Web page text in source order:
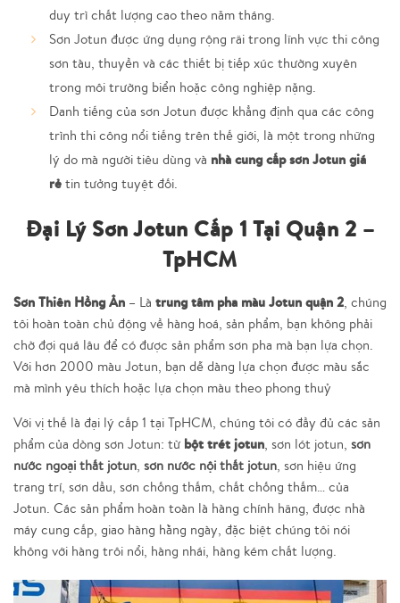
duy trì chất lượng cao theo năm tháng.
Sơn Jotun được ứng dụng rộng rãi trong lĩnh vực thi công
sơn tàu, thuyền và các thiết bị tiếp xúc thường xuyên
trong môi trường biển hoặc công nghiệp nặng.
Danh tiếng của sơn Jotun được khẳng định qua các công
trình thi công nổi tiếng trên thế giới, là một trong những
lý do mà người tiêu dùng và nhà cung cấp sơn Jotun giá
rẻ tin tưởng tuyệt đối.
Đại Lý Sơn Jotun Cấp 1 Tại Quận 2 –
TpHCM
Sơn Thiên Hồng Ân – Là trung tâm pha màu Jotun quận 2 , chúng
tôi hoàn toàn chủ động về hàng hoá, sản phẩm, bạn không phải
chờ đợi quá lâu để có được sản phẩm sơn pha mà bạn lựa chọn.
Với hơn 2000 màu Jotun, bạn dễ dàng lựa chọn được màu sắc
mà mình yêu thích hoặc lựa chọn màu theo phong thuỷ
Với vị thế là đại lý cấp 1 tại TpHCM, chúng tôi có đầy đủ các sản
phẩm của dòng sơn Jotun: từ bột trét jotun , sơn lót jotun, sơn
nước ngoại thất jotun sơn nước nội thất jotun , sơn hiệu ứng
trang trí, sơn dầu, sơn chống thấm, chất chống thấm… của
Jotun. Các sản phẩm hoàn toàn là hàng chính hãng, được nhà
máy cung cấp, giao hàng hằng ngày, đặc biệt chúng tôi nói
không với hàng trôi nổi, hàng nhái, hàng kém chất lượng.